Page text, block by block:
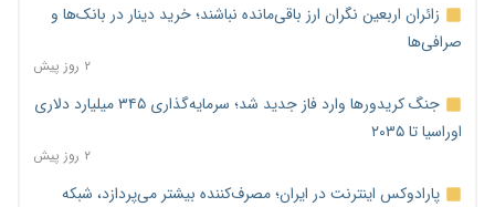
زائران اربعین نگران ارز باقی‌مانده نباشند؛ خرید دینار در بانک‌ها و
صرافی‌ها
۲ روز پیش
جنگ کریدورها وارد فاز جدید شد؛ سرمایه‌گذاری ۳۴۵ میلیارد دلاری
اوراسیا تا ۲۰۳۵
۲ روز پیش
پارادوکس اینترنت در ایران؛ مصرف‌کننده بیشتر می‌پردازد، شبکه